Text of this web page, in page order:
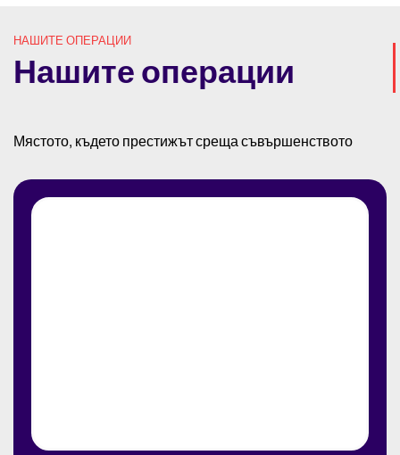
НАШИТЕ ОПЕРАЦИИ
Нашите операции
Мястото, където престижът среща съвършенството